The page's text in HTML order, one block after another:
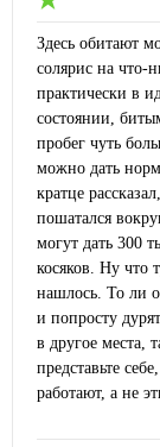
Здесь обитают
солярис на что-
практически в
состоянии,
пробег чуть
можно дать
кратце
пошатался
могут дать 300
косяков. Ну что
нашлось. То ли
и попросту
в другое места,
представьте
работают, а не